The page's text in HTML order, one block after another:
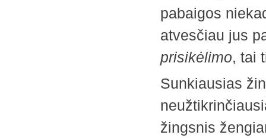
pabaigos
atvesčiau jus
prisikėlimo, tai
Sunkiausias
žingsnis